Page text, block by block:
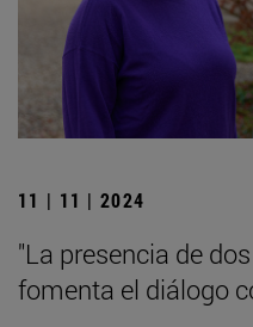
11 | 11 | 2024
"La presencia de
fomenta el diálogo